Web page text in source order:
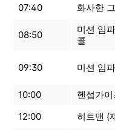
07:40
화사한
08:50
미션 임
콜
09:30 미션 임
10:00
헨섭가
12:00
히트맨 (